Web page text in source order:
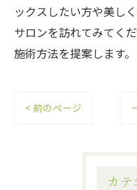
ックスしたい方や美し
サロンを訪れてみてく
施術方法を提案します。
< 前のページ
カテ